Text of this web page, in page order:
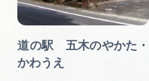
道の駅 五木のやかた・
かわうえ